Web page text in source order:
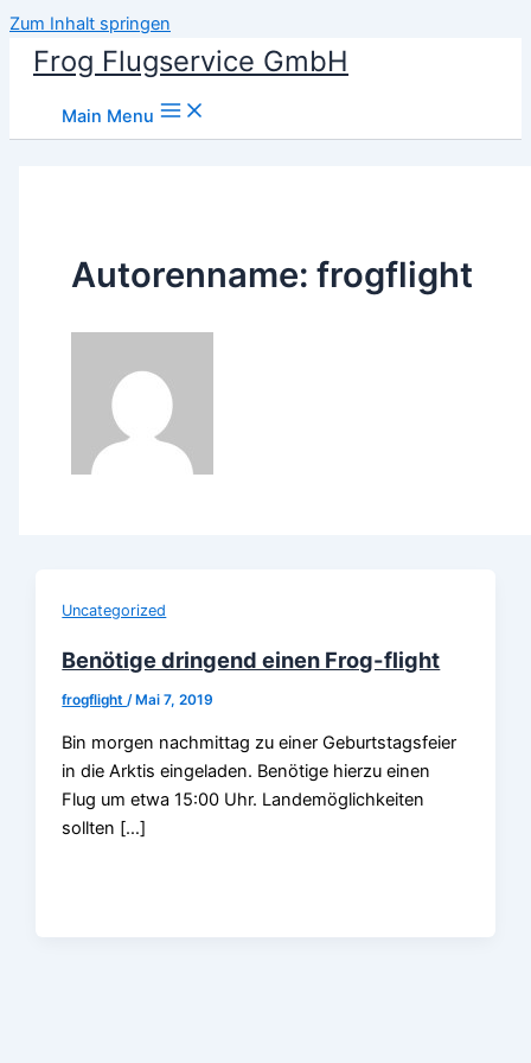
Zum Inhalt springen
Frog Flugservice GmbH
Main Menu
Autorenname: frogflight
Uncategorized
Benötige dringend einen Frog-flight
frogflight/ Mai 7, 2019
Bin morgen nachmittag zu einer Geburtstagsfeier
in die Arktis eingeladen. Benötige hierzu einen
Flug um etwa 15:00 Uhr. Landemöglichkeiten
sollten […]